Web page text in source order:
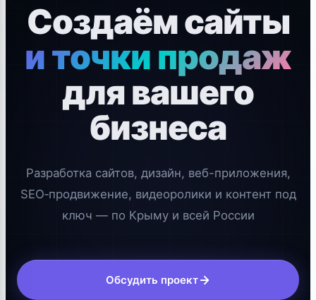
Создаём сайты
и точки продаж
для вашего
бизнеса
Разработка сайтов, дизайн, веб-приложения,
SEO‑продвижение, видеоролики и контент под
ключ — по Крыму и всей России
Обсудить проект